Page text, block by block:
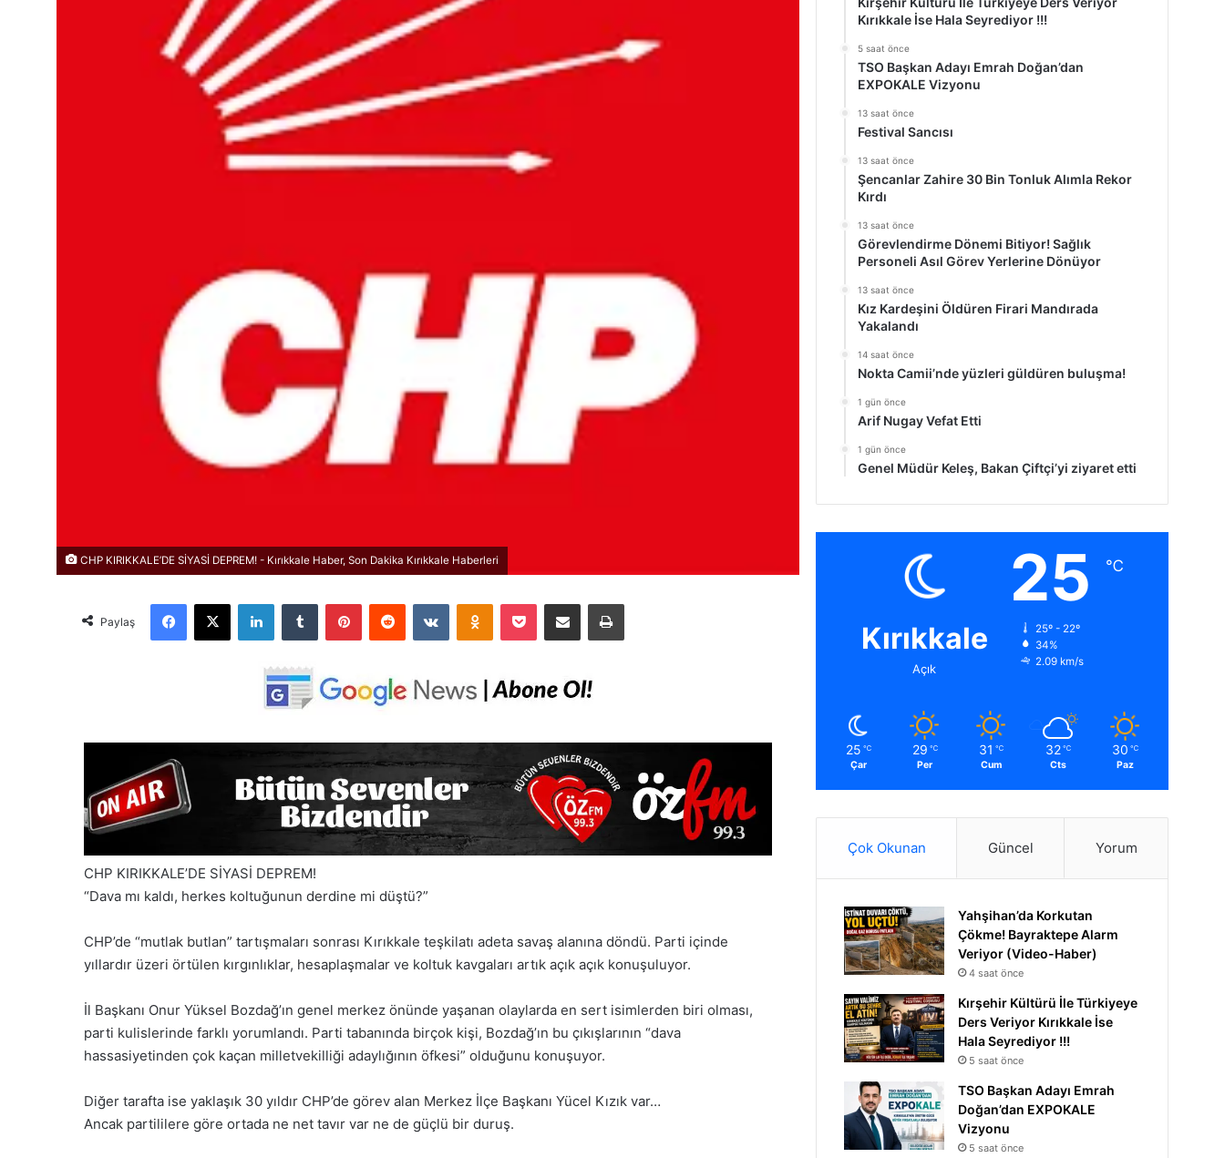
CHP KIRIKKALE’DE SİYASİ DEPREM! - Kırıkkale Haber, Son Dakika Kırıkkale Haberleri
Paylaş
CHP KIRIKKALE’DE SİYASİ DEPREM!
“Dava mı kaldı, herkes koltuğunun derdine mi düştü?”
CHP’de “mutlak butlan” tartışmaları sonrası Kırıkkale teşkilatı adeta savaş alanına döndü. Parti içinde
yıllardır üzeri örtülen kırgınlıklar, hesaplaşmalar ve koltuk kavgaları artık açık açık konuşuluyor.
İl Başkanı Onur Yüksel Bozdağ’ın genel merkez önünde yaşanan olaylarda en sert isimlerden biri olması,
parti kulislerinde farklı yorumlandı. Parti tabanında birçok kişi, Bozdağ’ın bu çıkışlarının “dava
hassasiyetinden çok kaçan milletvekilliği adaylığının öfkesi” olduğunu konuşuyor.
Diğer tarafta ise yaklaşık 30 yıldır CHP’de görev alan Merkez İlçe Başkanı Yücel Kızık var…
Ancak partililere göre ortada ne net tavır var ne de güçlü bir duruş.
Kırıkkale İse Hala Seyrediyor !!!
5 saat önce
TSO Başkan Adayı Emrah Doğan’dan
EXPOKALE Vizyonu
13 saat önce
Festival Sancısı
13 saat önce
Şencanlar Zahire 30 Bin Tonluk Alımla Rekor
Kırdı
13 saat önce
Görevlendirme Dönemi Bitiyor! Sağlık
Personeli Asıl Görev Yerlerine Dönüyor
13 saat önce
Kız Kardeşini Öldüren Firari Mandırada
Yakalandı
14 saat önce
Nokta Camii’nde yüzleri güldüren buluşma!
1 gün önce
Arif Nugay Vefat Etti
1 gün önce
Genel Müdür Keleş, Bakan Çiftçi’yi ziyaret etti
Kırıkkale
Açık
25 ℃
25º - 22º
34%
2.09 km/s
25 ℃
Çar
29 ℃
Per
31 ℃
Cum
32 ℃
Cts
30 ℃
Paz
Çok Okunan Güncel Yorum
Yahşihan’da Korkutan
Çökme! Bayraktepe Alarm
Veriyor (Video-Haber)
4 saat önce
Kırşehir Kültürü İle Türkiyeye
Ders Veriyor Kırıkkale İse
Hala Seyrediyor !!!
5 saat önce
TSO Başkan Adayı Emrah
Doğan’dan EXPOKALE
Vizyonu
5 saat önce